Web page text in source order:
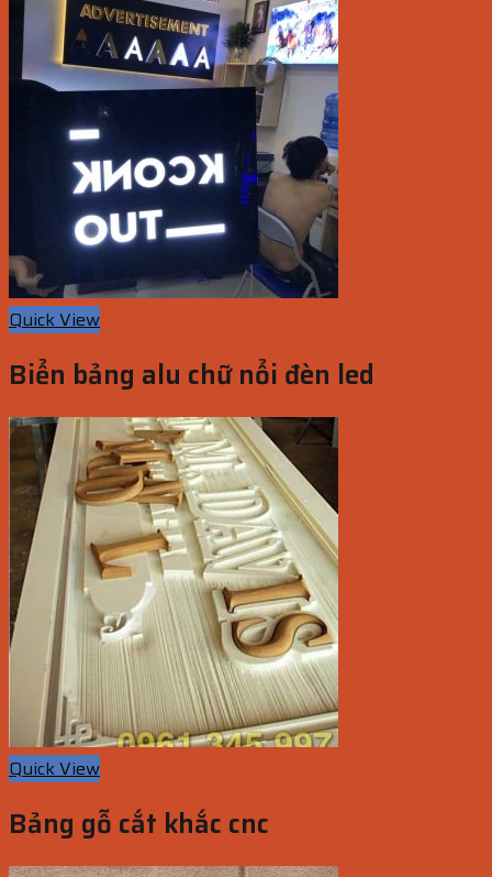
Quick View
Biển bảng alu chữ nổi đèn led
Quick View
Bảng gỗ cắt khắc cnc